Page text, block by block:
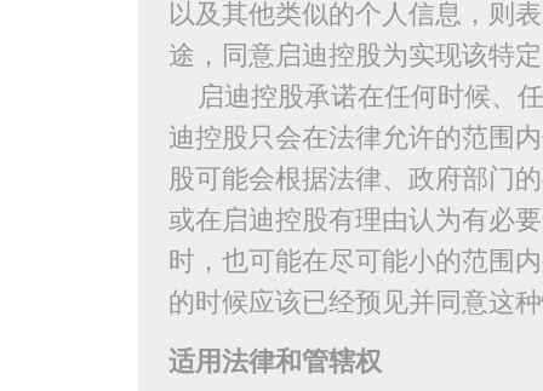
以及其他类似的个人信息，则
途，同意启迪控股为实现该特
启迪控股承诺在任何时候、
迪控股只会在法律允许的范围
股可能会根据法律、政府部门
或在启迪控股有理由认为有必
时，也可能在尽可能小的范围
的时候应该已经预见并同意这
适用法律和管辖权